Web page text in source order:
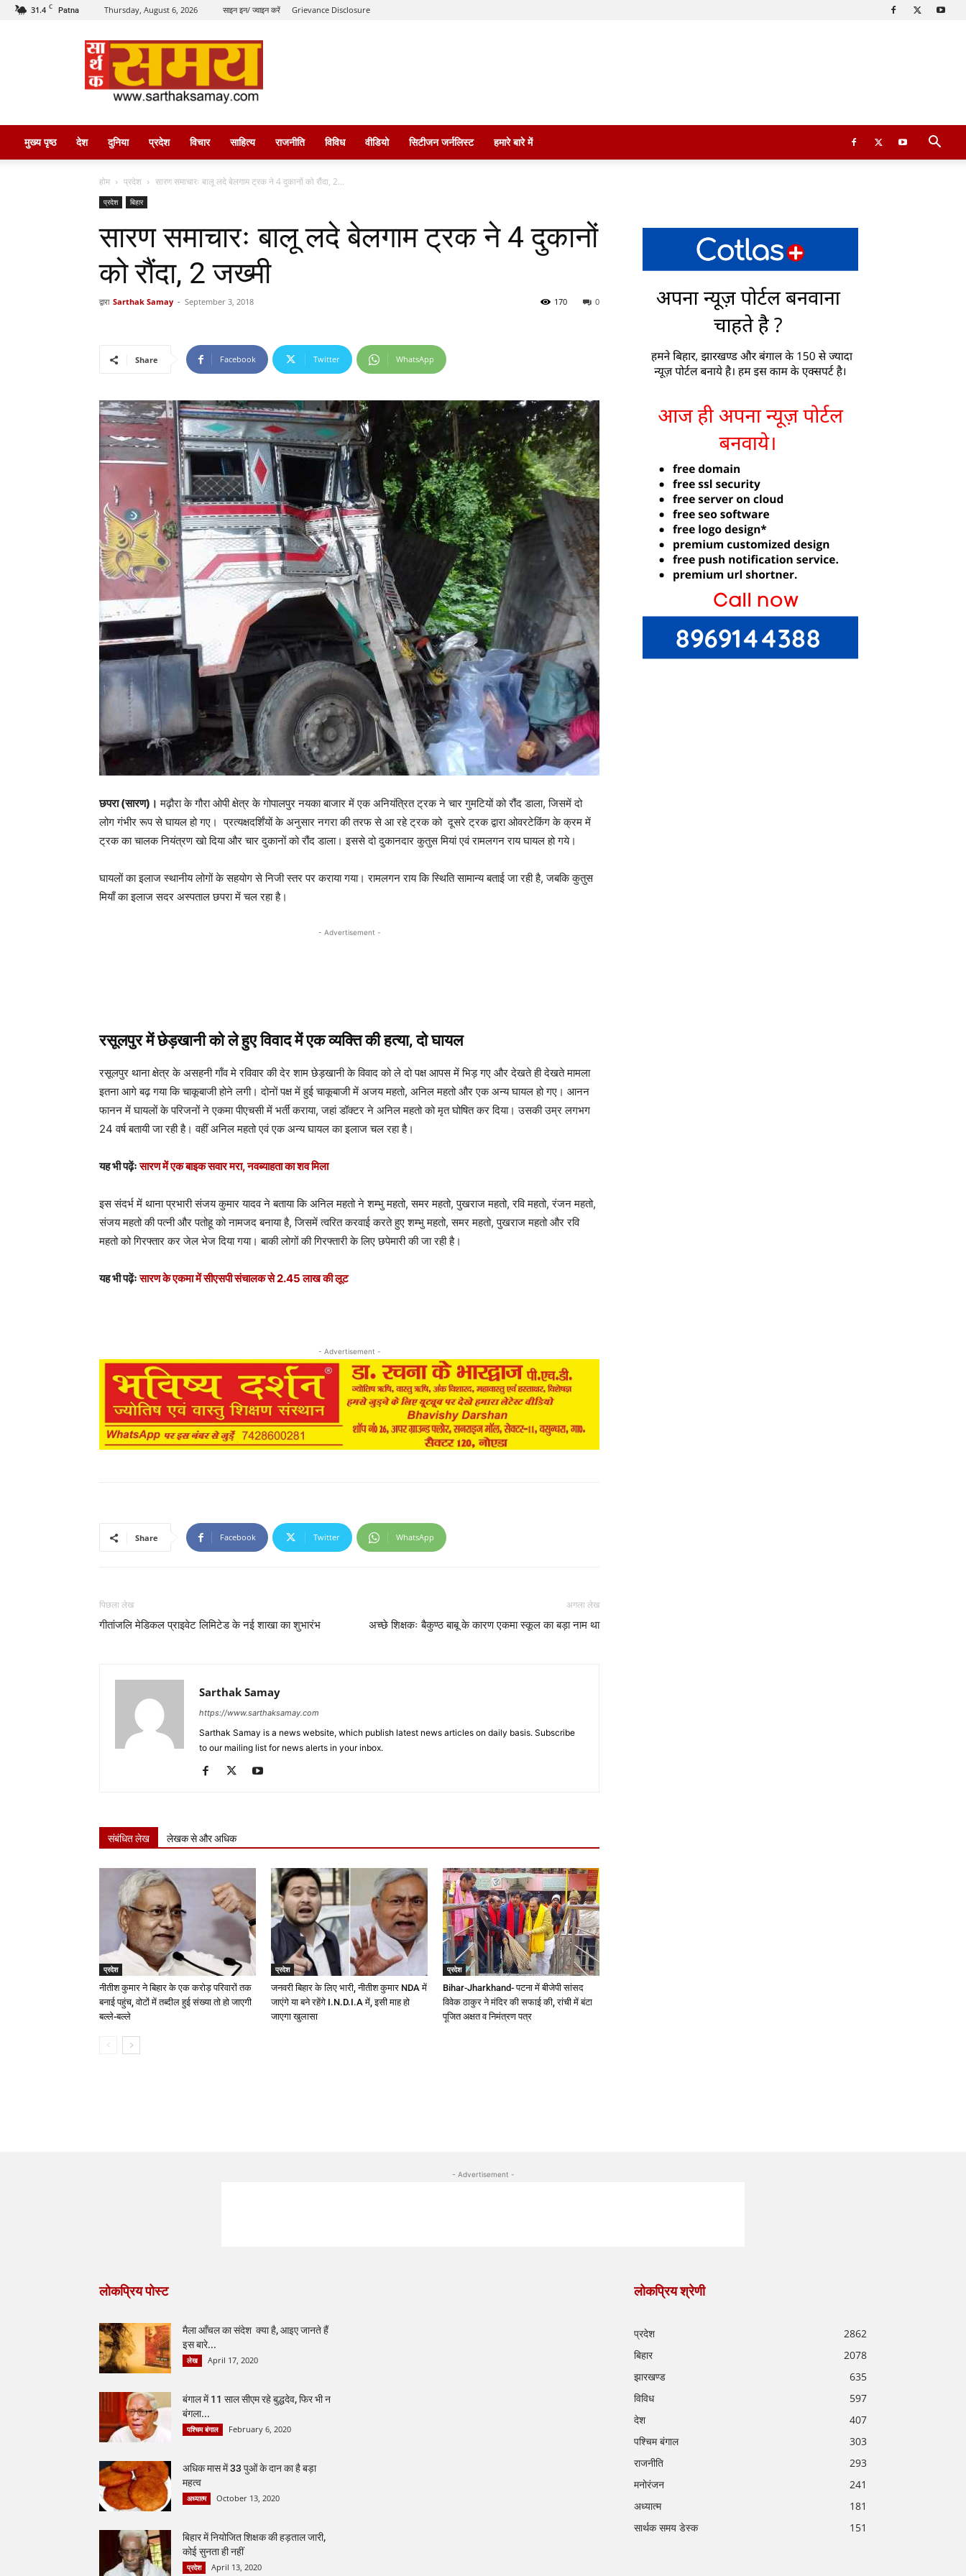
31.4 C Patna Thursday, August 6, 2026 साइन इन/ ज्वाइन करें Grievance Disclosure
सार्थक
समय
मुख्य पृष्ठ देश दुनिया प्रदेश विचार साहित्य राजनीति विविध वीडियो सिटीजन जर्नलिस्ट हमारे बारे में
होम प्रदेश सारण समाचारः बालू लदे बेलगाम ट्रक ने 4 दुकानों को रौंदा, 2...
प्रदेश बिहार
सारण समाचारः बालू लदे बेलगाम ट्रक ने 4 दुकानों
को रौंदा, 2 जख्मी
द्वारा Sarthak Samay - September 3, 2018 0
170
Share Facebook Twitter WhatsApp
छपरा (सारण)। मढ़ौरा के गौरा ओपी क्षेत्र के गोपालपुर नयका बाजार में एक अनियंत्रित ट्रक ने चार गुमटियों को रौंद डाला, जिसमें दो
लोग गंभीर रूप से घायल हो गए। प्रत्यक्षदर्शिंयों के अनुसार नगरा की तरफ से आ रहे ट्रक को दूसरे ट्रक द्वारा ओवरटेकिंग के क्रम में
ट्रक का चालक नियंत्रण खो दिया और चार दुकानों को रौंद डाला। इससे दो दुकानदार कुतुस मियां एवं रामलगन राय घायल हो गये।
घायलों का इलाज स्थानीय लोगों के सहयोग से निजी स्तर पर कराया गया। रामलगन राय कि स्थिति सामान्य बताई जा रही है, जबकि कुतुस
मियाँ का इलाज सदर अस्पताल छपरा में चल रहा है।
- Advertisement -
रसूलपुर में छेड़खानी को ले हुए विवाद में एक व्यक्ति की हत्या, दो घायल
रसूलपुर थाना क्षेत्र के असहनी गाँव मे रविवार की देर शाम छेड़खानी के विवाद को ले दो पक्ष आपस में भिड़ गए और देखते ही देखते मामला
इतना आगे बढ़ गया कि चाकूबाजी होने लगी। दोनों पक्ष में हुई चाकूबाजी में अजय महतो, अनिल महतो और एक अन्य घायल हो गए। आनन
फानन में घायलों के परिजनों ने एकमा पीएचसी में भर्ती कराया, जहां डॉक्टर ने अनिल महतो को मृत घोषित कर दिया। उसकी उम्र लगभग
24 वर्ष बतायी जा रही है। वहीं अनिल महतो एवं एक अन्य घायल का इलाज चल रहा है।
यह भी पढ़ेंःसारण में एक बाइक सवार मरा, नवब्याहता का शव मिला
इस संदर्भ में थाना प्रभारी संजय कुमार यादव ने बताया कि अनिल महतो ने शम्भु महतो, समर महतो, पुखराज महतो, रवि महतो, रंजन महतो,
संजय महतो की पत्नी और पतोहू को नामजद बनाया है, जिसमें त्वरित करवाई करते हुए शम्भु महतो, समर महतो, पुखराज महतो और रवि
महतो को गिरफ्तार कर जेल भेज दिया गया। बाकी लोगों की गिरफ्तारी के लिए छपेमारी की जा रही है।
यह भी पढ़ेंःसारण के एकमा में सीएसपी संचालक से 2.45 लाख की लूट
- Advertisement -
Share Facebook Twitter WhatsApp
पिछला लेख
गीतांजलि मेडिकल प्राइवेट लिमिटेड के नई शाखा का शुभारंभ
अगला लेख
अच्छे शिक्षकः बैकुण्ठ बाबू के कारण एकमा स्कूल का बड़ा नाम था
Sarthak Samay
https://www.sarthaksamay.com
Sarthak Samay is a news website, which publish latest news articles on daily basis. Subscribe
to our mailing list for news alerts in your inbox.
संबंधित लेख लेखक से और अधिक
प्रदेश
नीतीश कुमार ने बिहार के एक करोड़ परिवारों तक
बनाई पहुंच, वोटों में तब्दील हुई संख्या तो हो जाएगी
बल्ले-बल्ले
प्रदेश
जनवरी बिहार के लिए भारी, नीतीश कुमार NDA में
जाएंगे या बने रहेंगे I.N.D.I.A में, इसी माह हो
जाएगा खुलासा
प्रदेश
Bihar-Jharkhand- पटना में बीजेपी सांसद
विवेक ठाकुर ने मंदिर की सफाई की, रांची में बंटा
पूजित अक्षत व निमंत्रण पत्र
- Advertisement -
लोकप्रिय पोस्ट
मैला आँचल का संदेश क्या है, आइए जानते हैं
इस बारे...
लेख April 17, 2020
बंगाल में 11 साल सीएम रहे बुद्धदेव, फिर भी न
बंगला...
पश्चिम बंगाल February 6, 2020
अधिक मास में 33 पुओं के दान का है बड़ा
महत्व
अध्यात्म October 13, 2020
बिहार में नियोजित शिक्षक की हड़ताल जारी,
कोई सुनता ही नहीं
प्रदेश April 13, 2020
लोकप्रिय श्रेणी
प्रदेश
2862
बिहार
2078
झारखण्ड
635
विविध
597
देश
407
पश्चिम बंगाल
303
राजनीति
293
मनोरंजन
241
अध्यात्म
181
सार्थक समय डेस्क
151